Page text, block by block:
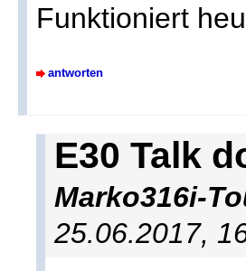
Funktioniert
antworten
E30 Talk
Marko316i-
25.06.2017,